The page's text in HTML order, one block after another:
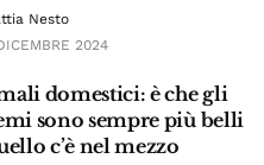
Nesto
2024
domestici: è che gli
sono sempre più belli
c’è nel mezzo